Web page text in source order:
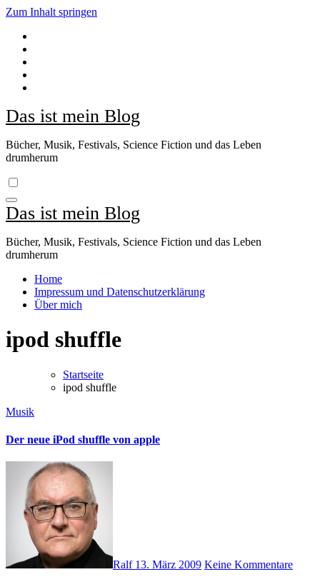
Zum Inhalt springen
Das ist mein Blog
Bücher, Musik, Festivals, Science Fiction und das Leben
drumherum
Das ist mein Blog
Bücher, Musik, Festivals, Science Fiction und das Leben
drumherum
Home
Impressum und Datenschutzerklärung
Über mich
ipod shuffle
Startseite
ipod shuffle
Musik
Der neue iPod shuffle von apple
Ralf 13. März 2009 Keine Kommentare